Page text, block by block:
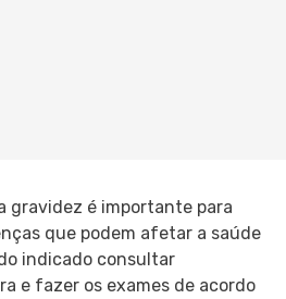
gravidez é importante para
que podem afetar a saúde
indicado consultar
e fazer os exames de acordo